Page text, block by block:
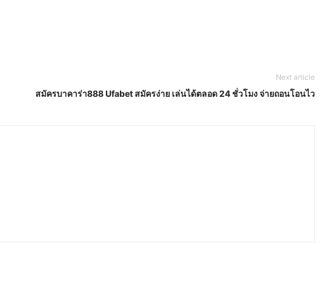
Next article
สมัครบาคาร่า888 Ufabet สมัครง่าย เล่นได้ตลอด 24 ชั่วโมง จ่ายถอนโอนไว